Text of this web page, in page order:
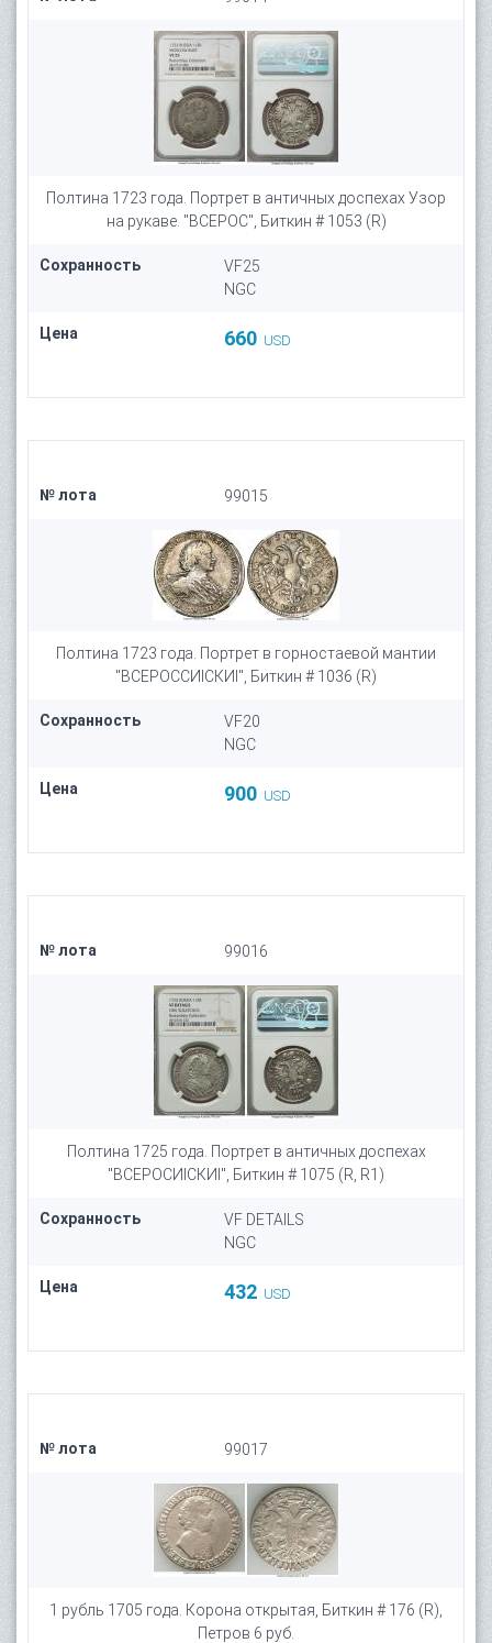
Полтина 1723 года. Портрет в античных доспехах Узор
на рукаве. "ВСЕРОС", Биткин # 1053 (R)
Сохранность
VF25
NGC
Цена 660 USD
№ лота 99015
Полтина 1723 года. Портрет в горностаевой мантии
"ВСЕРОССИIСКИI", Биткин # 1036 (R)
Сохранность
VF20
NGC
Цена 900 USD
№ лота 99016
Полтина 1725 года. Портрет в античных доспехах
"ВСЕРОСИICКИI", Биткин # 1075 (R, R1)
Сохранность
VF DETAILS
NGC
Цена 432 USD
№ лота 99017
1 рубль 1705 года. Корона открытая, Биткин # 176 (R),
Петров 6 руб.